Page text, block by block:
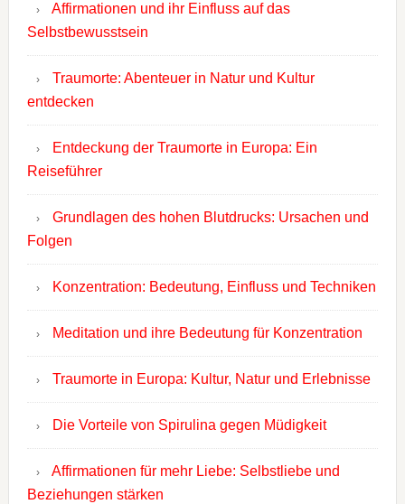
Affirmationen und ihr Einfluss auf das
Selbstbewusstsein
Traumorte: Abenteuer in Natur und Kultur
entdecken
Entdeckung der Traumorte in Europa: Ein
Reiseführer
Grundlagen des hohen Blutdrucks: Ursachen und
Folgen
Konzentration: Bedeutung, Einfluss und Techniken
Meditation und ihre Bedeutung für Konzentration
Traumorte in Europa: Kultur, Natur und Erlebnisse
Die Vorteile von Spirulina gegen Müdigkeit
Affirmationen für mehr Liebe: Selbstliebe und
Beziehungen stärken